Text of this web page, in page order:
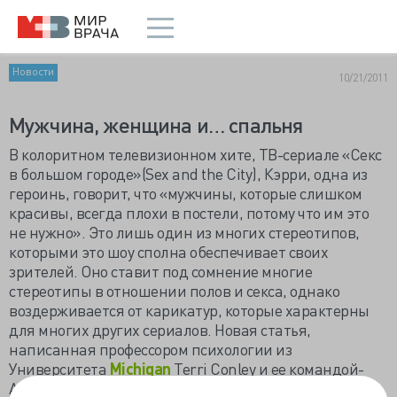
Новости 10/21/2011
Мужчина, женщина и… спальня
В колоритном телевизионном хите, ТВ-сериале «Секс
в большом городе»(Sex and the City), Кэрри, одна из
героинь, говорит, что «мужчины, которые слишком
красивы, всегда плохи в постели, потому что им это
не нужно». Это лишь один из многих стереотипов,
которыми это шоу сполна обеспечивает своих
зрителей. Оно ставит под сомнение многие
стереотипы в отношении полов и секса, однако
воздерживается от карикатур, которые характерны
для многих других сериалов. Новая статья,
написанная профессором психологии из
Университета Michigan Terri Conley и ее командой-
Amy Moors, Jes Matsick, Ali Ziegler and Brandon